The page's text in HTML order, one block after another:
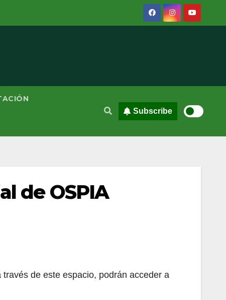
Subscribe
de OSPIA
de este espacio, podrán acceder a